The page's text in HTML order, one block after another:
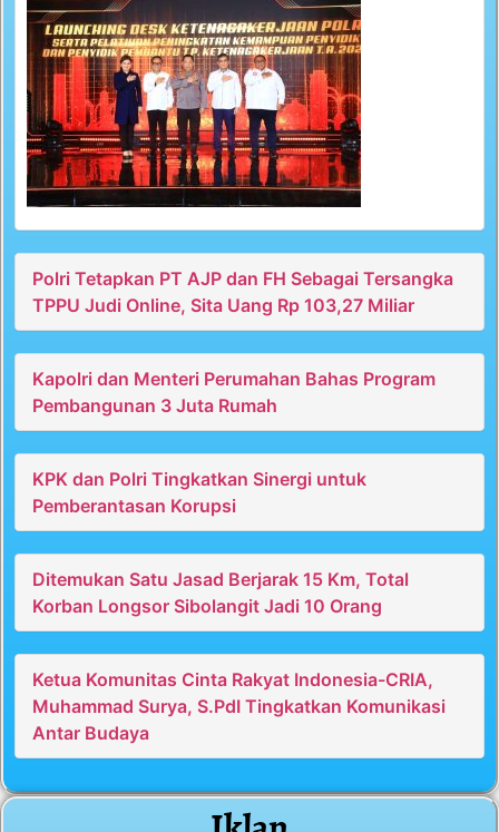
Polri Tetapkan PT AJP dan FH Sebagai Tersangka
TPPU Judi Online, Sita Uang Rp 103,27 Miliar
Kapolri dan Menteri Perumahan Bahas Program
Pembangunan 3 Juta Rumah
KPK dan Polri Tingkatkan Sinergi untuk
Pemberantasan Korupsi
Ditemukan Satu Jasad Berjarak 15 Km, Total
Korban Longsor Sibolangit Jadi 10 Orang
Ketua Komunitas Cinta Rakyat Indonesia-CRIA,
Muhammad Surya, S.PdI Tingkatkan Komunikasi
Antar Budaya